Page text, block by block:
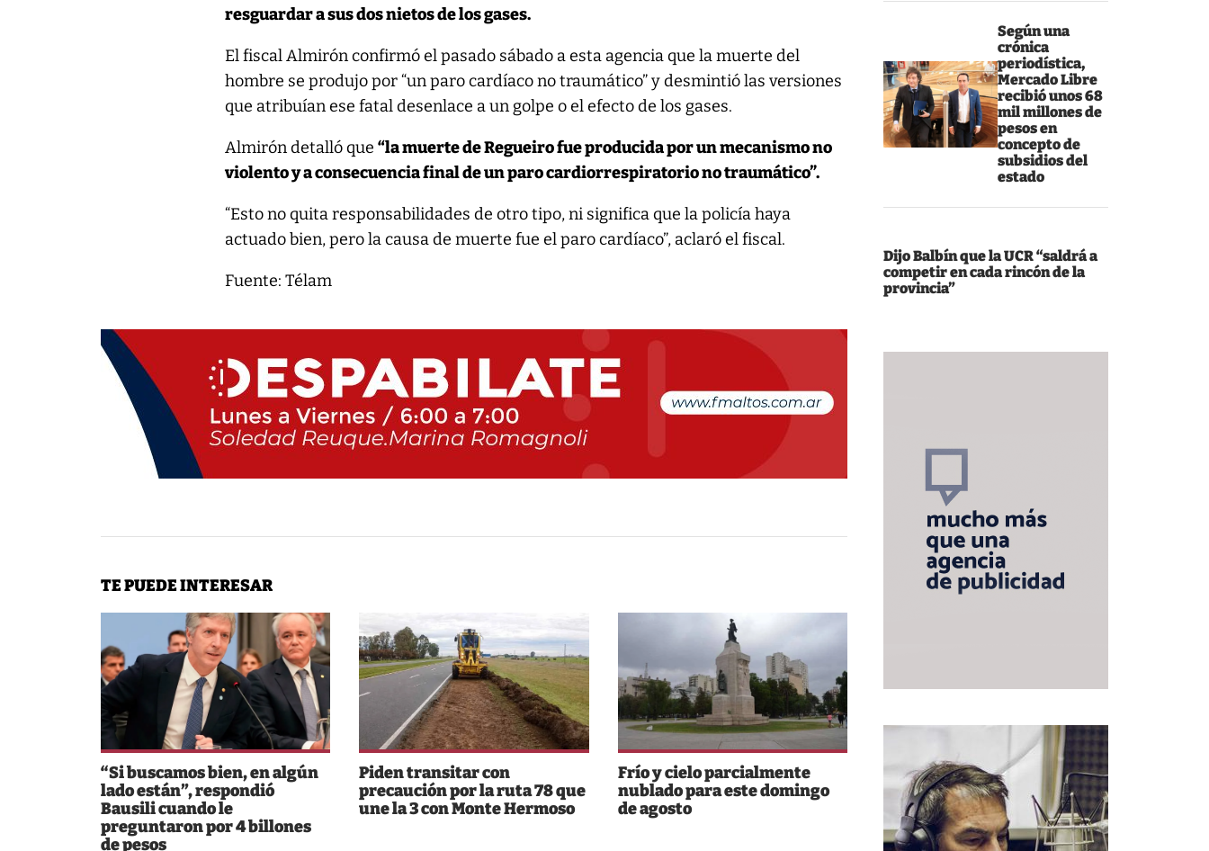
Según una
crónica
periodística,
Mercado Libre
recibió unos 68
mil millones de
pesos en
concepto de
subsidios del
estado
Dijo Balbín que la UCR “saldrá a
competir en cada rincón de la
provincia”
resguardar a sus dos nietos de los gases.
El fiscal Almirón confirmó el pasado sábado a esta agencia que la muerte del
hombre se produjo por “un paro cardíaco no traumático” y desmintió las versiones
que atribuían ese fatal desenlace a un golpe o el efecto de los gases.
Almirón detalló que“la muerte de Regueiro fue producida por un mecanismo no
violento y a consecuencia final de un paro cardiorrespiratorio no traumático”.
“Esto no quita responsabilidades de otro tipo, ni significa que la policía haya
actuado bien, pero la causa de muerte fue el paro cardíaco”, aclaró el fiscal.
Fuente: Télam
TE PUEDE INTERESAR
“Si buscamos bien, en algún
lado están”, respondió
Bausili cuando le
preguntaron por 4 billones
de pesos
Piden transitar con
precaución por la ruta 78 que
une la 3 con Monte Hermoso
Frío y cielo parcialmente
nublado para este domingo
de agosto